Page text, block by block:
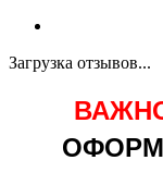
Загрузка отзывов...